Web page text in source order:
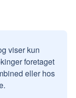
viser kun
foretaget
eller hos